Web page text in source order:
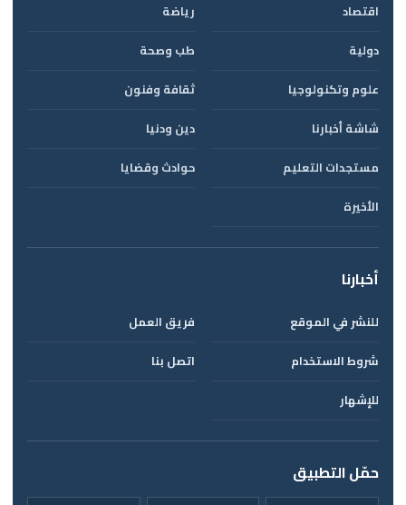
اقتصاد
رياضة
دولية
طب وصحة
علوم وتكنولوجيا
ثقافة وفنون
شاشة أخبارنا
دين ودنيا
مستجدات التعليم
حوادث وقضايا
الأخيرة
أخبارنا
للنشر في الموقع
فريق العمل
شروط الاستخدام
اتصل بنا
للإشهار
حمّل التطبيق